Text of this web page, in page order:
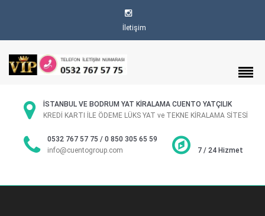
İletişim
İSTANBUL VE BODRUM YAT KİRALAMA CUENTO YATÇILIK
KREDİ KARTI İLE ÖDEME LÜKS YAT ve TEKNE KİRALAMA SİTESİ
0532 767 57 75 / 0 850 305 65 59
info@cuentogroup.com
7 / 24 Hizmet